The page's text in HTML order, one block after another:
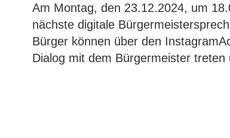
Am Montag, den 23.12.2024, um
nächste digitale
Bürger können über den
Dialog mit dem Bürgermeister treten